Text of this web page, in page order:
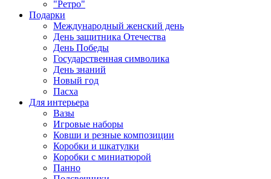
"Ретро"
Подарки
Международный женский день
День защитника Отечества
День Победы
Государственная символика
День знаний
Новый год
Пасха
Для интерьера
Вазы
Игровые наборы
Ковши и резные композиции
Коробки и шкатулки
Коробки с миниатюрой
Панно